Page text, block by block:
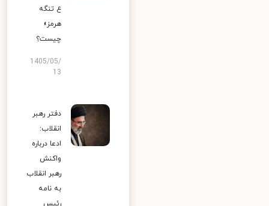
ع تنگه
هرمز»
چیست؟
1405/05/
13
دفتر رهبر
انقلاب:
ادعا درباره
واکنش
رهبر انقلاب
به نامه
رئیس